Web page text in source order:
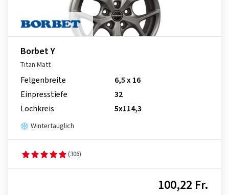
Borbet Y
Titan Matt
Felgenbreite
6,5 x 16
Einpresstiefe
32
Lochkreis
5x114,3
Wintertauglich
(306)
100,22 Fr.